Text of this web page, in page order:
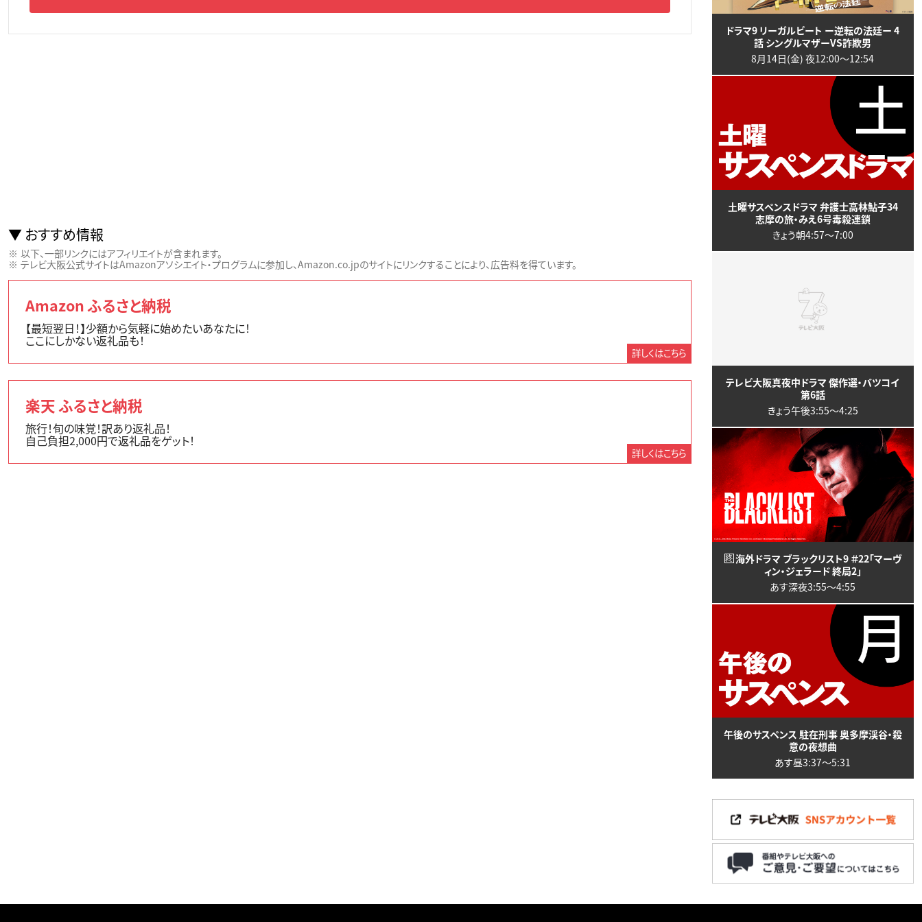
おすすめ情報
以下、一部リンクにはアフィリエイトが含まれます。
テレビ大阪公式サイトはAmazonアソシエイト・プログラムに参加し、Amazon.co.jpのサイトにリンクすることにより、広告料を得ています。
Amazon ふるさと納税
【最短翌日！】少額から気軽に始めたいあなたに！
ここにしかない返礼品も！
詳しくはこちら
楽天 ふるさと納税
旅行！旬の味覚！訳あり返礼品！
自己負担2,000円で返礼品をゲット！
詳しくはこちら
ドラマ9 リーガルビート ー逆転の法廷ー 4
話 シングルマザーVS詐欺男
8月14日(金) 夜12:00〜12:54
土曜サスペンスドラマ 弁護士高林鮎子34
志摩の旅・みえ6号毒殺連鎖
きょう朝4:57〜7:00
テレビ大阪真夜中ドラマ 傑作選・バツコイ
第6話
きょう午後3:55〜4:25
終 海外ドラマ ブラックリスト9 ＃22「マーヴ
ィン・ジェラード 終局2」
あす深夜3:55〜4:55
午後のサスペンス 駐在刑事 奥多摩渓谷・殺
意の夜想曲
あす昼3:37〜5:31